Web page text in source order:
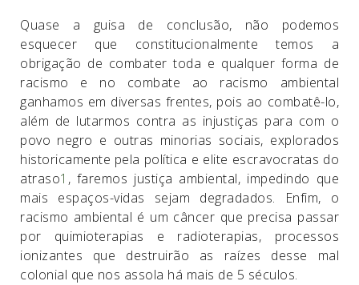
Quase a guisa de conclusão, não podemos
esquecer que constitucionalmente temos a
obrigação de combater toda e qualquer forma de
racismo e no combate ao racismo ambiental
ganhamos em diversas frentes, pois ao combatê-lo,
além de lutarmos contra as injustiças para com o
povo negro e outras minorias sociais, explorados
historicamente pela política e elite escravocratas do
atraso1 , faremos justiça ambiental, impedindo que
mais espaços-vidas sejam degradados. Enfim, o
racismo ambiental é um câncer que precisa passar
por quimioterapias e radioterapias, processos
ionizantes que destruirão as raízes desse mal
colonial que nos assola há mais de 5 séculos.